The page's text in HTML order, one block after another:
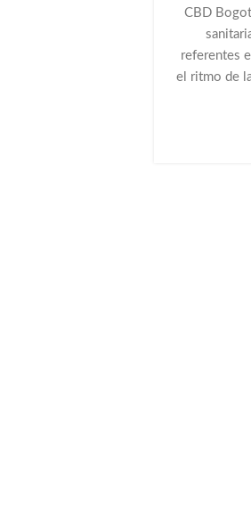
CBD
referentes
el ritmo de